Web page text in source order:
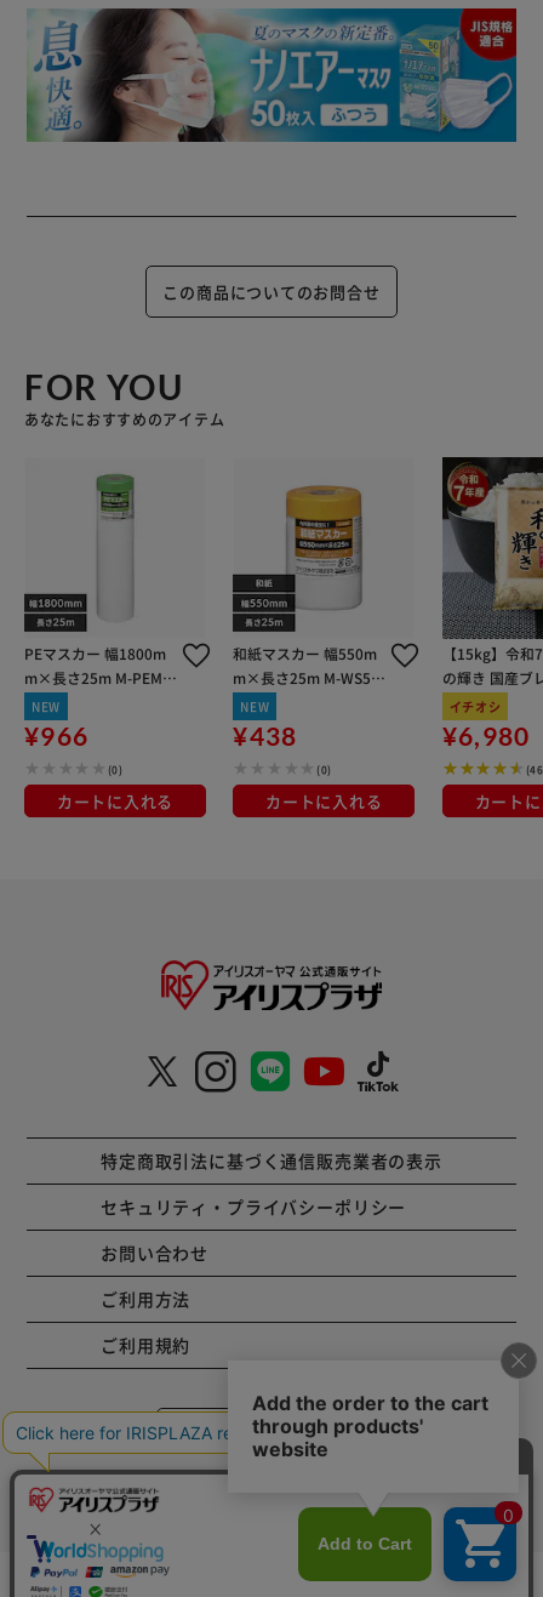
この商品についてのお問合せ
FOR YOU
あなたにおすすめのアイテム
PEマスカー 幅1800m
m×長さ25m M-PEM1
800
NEW
¥966
(0)
カートに入れる
和紙マスカー 幅550m
m×長さ25m M-WS55
0NEW
¥438
(0)
カートに入れる
【15kg】令和
の輝き 国産ブ
kg×3袋
イチオシ
¥6,980
カート
特定商取引法に基づく通信販売業者の表示
セキュリティ・プライバシーポリシー
お問い合わせ
ご利用方法
ご利用規約
コーポレートサイト
Copyright © 2001 IRISPLAZA. ALL Rights Reserved.